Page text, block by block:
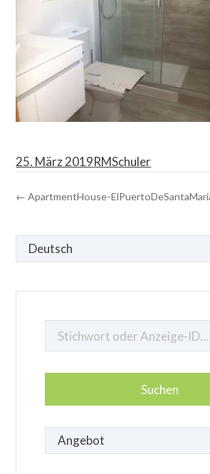
25. März 2019RMSchuler
← ApartmentHouse-
Sprache
auswählen